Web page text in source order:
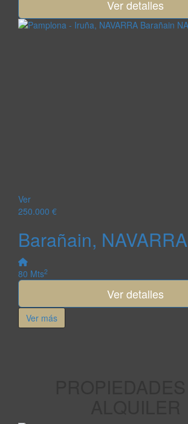
Ver detalles
Ver
250.000 €
Barañain, NAVARRA
80 Mts2
Ver detalles
Ver más